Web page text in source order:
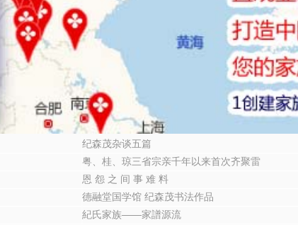
纪森茂杂谈五篇
粤、桂、琼三省宗亲千年以来首次齐聚雷
恩 怨 之 间 事 难 料
德融堂国学馆 纪森茂书法作品
紀氏家族——家譜源流